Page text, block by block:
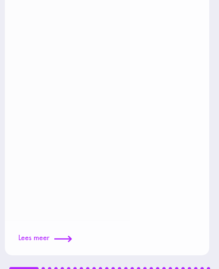
Lees meer